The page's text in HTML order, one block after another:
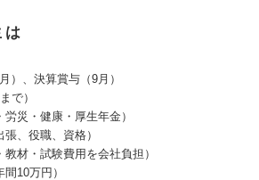
）、決算賞与（9月）
で）
災・健康・厚生年金）
、役職、資格）
材・試験費用を会社負担）
10万円）